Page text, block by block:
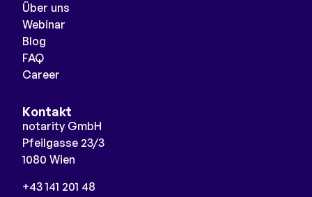
Über uns
Webinar
Blog
FAQ
Career
Kontakt
notarity GmbH
Pfeilgasse 23/3
1080 Wien
+43 141 201 48